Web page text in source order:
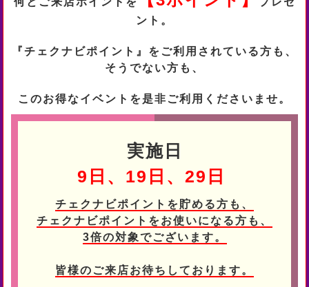
ント。
『チェクナビポイント』をご利用されている方も、
そうでない方も、
このお得なイベントを是非ご利用くださいませ。
実施日
9日、19日、29日
チェクナビポイントを貯める方も、
チェクナビポイントをお使いになる方も、
3倍の対象でございます。
皆様のご来店お待ちしております。